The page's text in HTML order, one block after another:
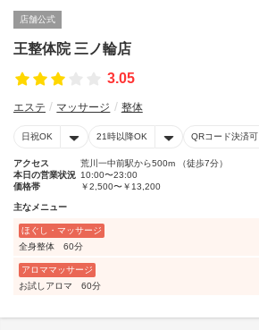
店舗公式
王整体院 三ノ輪店
3.05
エステ マッサージ 整体
日祝OK 21時以降OK QRコード決済可
アクセス
荒川一中前駅から500m （徒歩7分）
本日の営業状況 10:00〜23:00
価格帯
￥2,500〜￥13,200
主なメニュー
ほぐし・マッサージ
全身整体 60分
アロママッサージ
お試しアロマ 60分